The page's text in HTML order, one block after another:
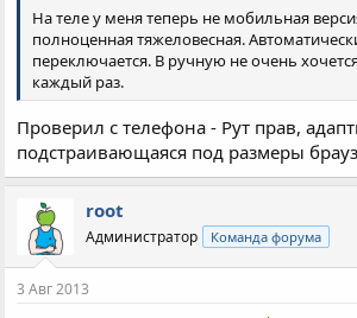
На теле у меня теперь не мобильная
полноценная тяжеловесная.
переключается. В ручную не очень
каждый раз.
Проверил с телефона - Рут прав,
подстраивающаяся под размеры
root
Администратор Команда форума
3 Авг 2013